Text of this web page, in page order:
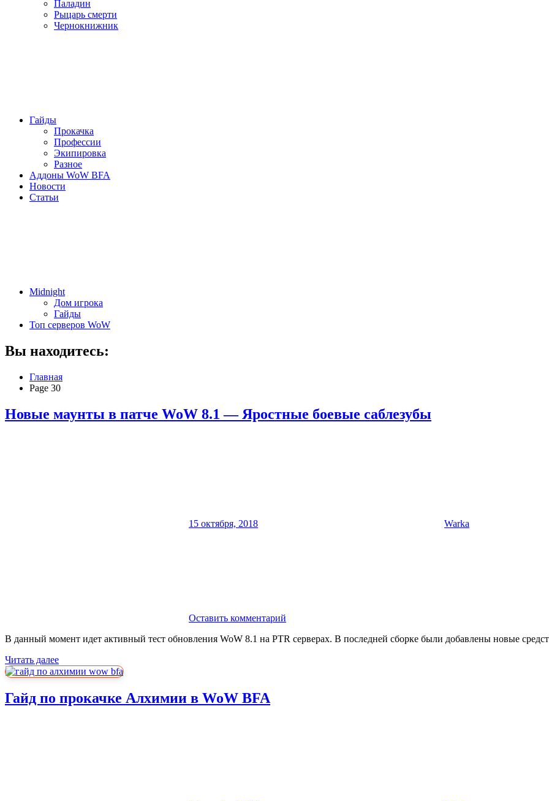
Паладин
Рыцарь смерти
Чернокнижник
Гайды
Прокачка
Профессии
Экипировка
Разное
Аддоны WoW BFA
Новости
Статьи
Midnight
Дом игрока
Гайды
Топ серверов WoW
Вы находитесь:
Главная
Page 30
Новые маунты в патче WoW 8.1 — Яростные боевые саблезубы
15 октября, 2018 Warka
Оставить комментарий
В данный момент идет активный тест обновления WoW 8.1 на PTR серверах. В последней сборке были добавлены новые
Читать далее
Гайд по прокачке Алхимии в WoW BFA